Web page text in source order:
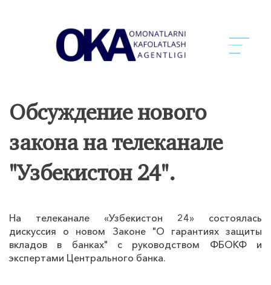
Обсуждение нового
закона на телеканале
"Узбекистон 24".
На телеканале «Узбекистон 24» состоялась
дискуссия о новом Законе "О гарантиях защиты
вкладов в банках" с руководством ФБОКФ и
экспертами Центрального банка.